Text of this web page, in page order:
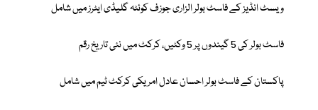
ویسٹ انڈیز کے فاسٹ بولر الزاری جوزف کوئٹہ گلیڈی ایٹرز میں شامل
فاسٹ بولر کی 5 گیندوں پر 5 وکٹیں، کرکٹ میں نئی تاریخ رقم
پاکستان کے فاسٹ بولر احسان عادل امریکی کرکٹ ٹیم میں شامل